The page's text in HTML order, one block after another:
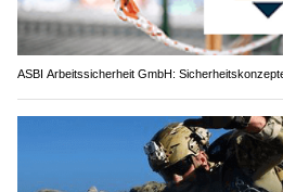
ASBI Arbeitssicherheit GmbH: